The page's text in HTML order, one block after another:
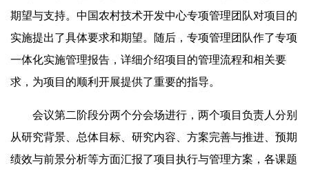
期望与支持。中国农村技术开发中心专项管理团队对项目的
实施提出了具体要求和期望。随后，专项管理团队作了专项
一体化实施管理报告，详细介绍项目的管理流程和相关要
求，为项目的顺利开展提供了重要的指导。
会议第二阶段分两个分会场进行，两个项目负责人分别
从研究背景、总体目标、研究内容、方案完善与推进、预期
绩效与前景分析等方面汇报了项目执行与管理方案，各课题